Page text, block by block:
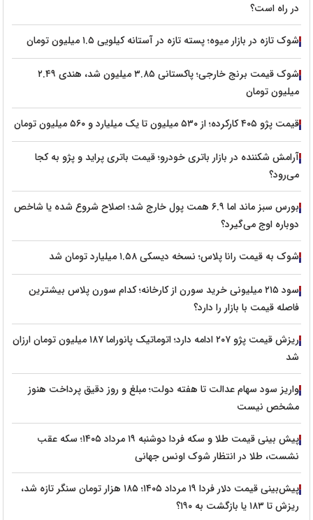
در راه است؟
شوک تازه در بازار میوه؛ پسته تازه در آستانه کیلویی ۱.۵ میلیون تومان
شوک قیمت برنج خارجی؛ پاکستانی ۳.۸۵ میلیون شد، هندی ۲.۴۹
میلیون تومان
قیمت پژو ۴۰۵ کارکرده؛ از ۵۳۰ میلیون تا یک میلیارد و ۵۶۰ میلیون تومان
آرامش شکننده در بازار باتری خودرو؛ قیمت باتری پراید و پژو به کجا
می‌رود؟
بورس سبز ماند اما ۶.۹ همت پول خارج شد؛ اصلاح شروع شده یا شاخص
دوباره اوج می‌گیرد؟
شوک به قیمت رانا پلاس؛ نسخه دیسکی ۱.۵۸ میلیارد تومان شد
سود ۲۱۵ میلیونی خرید سورن از کارخانه؛ کدام سورن پلاس بیشترین
فاصله قیمت با بازار را دارد؟
ریزش قیمت پژو ۲۰۷ ادامه دارد؛ اتوماتیک پانوراما ۱۸۷ میلیون تومان ارزان
شد
واریز سود سهام عدالت تا هفته دولت؛ مبلغ و روز دقیق پرداخت هنوز
مشخص نیست
پیش‌ بینی قیمت طلا و سکه فردا دوشنبه ۱۹ مرداد ۱۴۰۵؛ سکه عقب
نشست، طلا در انتظار شوک اونس جهانی
پیش‌بینی قیمت دلار فردا ۱۹ مرداد ۱۴۰۵؛ ۱۸۵ هزار تومان سنگر تازه شد،
ریزش تا ۱۸۳ یا بازگشت به ۱۹۰؟